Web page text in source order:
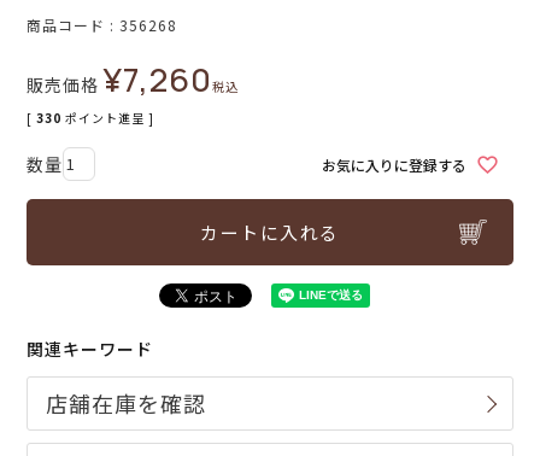
商品コード 356268
販売価格 ¥7,260税込
[ 330 ポイント進呈 ]
お気に入りに登録する
カートに入れる
関連キーワード